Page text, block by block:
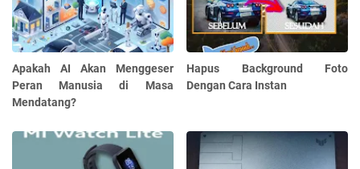
Apakah AI Akan Menggeser
Peran Manusia di Masa
Mendatang?
Hapus Background Foto
Dengan Cara Instan